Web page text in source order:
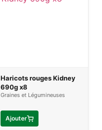
Haricots rouges Kidney
690g x8
Graines et Légumineuses
Ajouter